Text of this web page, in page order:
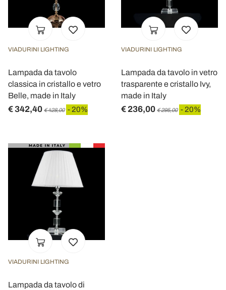
VIADURINI LIGHTING
Lampada da tavolo
classica in cristallo e vetro
Belle, made in Italy
€ 342,40 € 428,00 - 20%
VIADURINI LIGHTING
Lampada da tavolo in vetro
trasparente e cristallo Ivy,
made in Italy
€ 236,00 € 295,00 - 20%
VIADURINI LIGHTING
Lampada da tavolo di